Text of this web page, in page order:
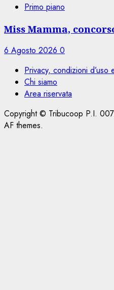
Primo piano
Miss Mamma,
6 Agosto 2026 0
Privacy, condizioni d’uso
Chi siamo
Area riservata
Copyright © Tribucoop P.I.
AF themes.